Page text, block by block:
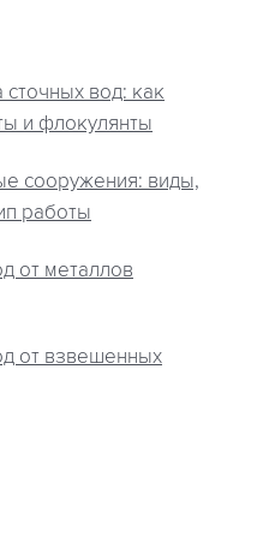
сточных вод: как
и флокулянты
сооружения: виды,
работы
от металлов
от взвешенных